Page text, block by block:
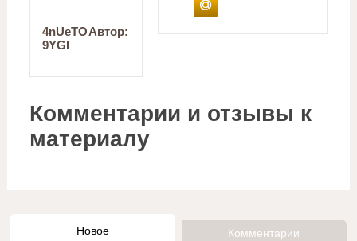
Автор:
4nUeTO
9YGI
Комментарии и отзывы к
материалу
Новое Комментарии